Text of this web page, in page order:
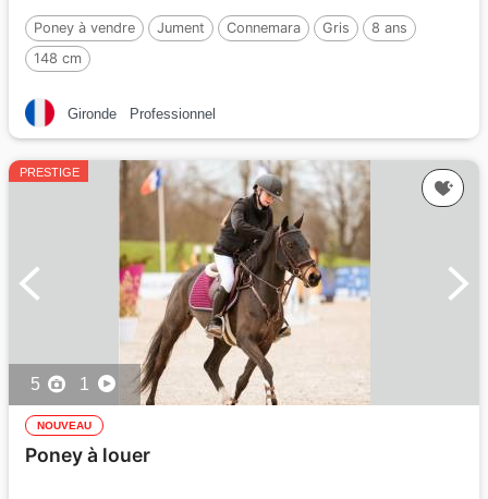
Poney à vendre Jument Connemara Gris
8 ans
148 cm
Gironde Professionnel
PRESTIGE
5 1
NOUVEAU
Poney à louer